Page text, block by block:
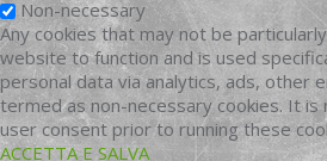
Non-necessary
Any cookies that may not be
website to function and is used
personal data via analytics, ads, other
termed as non-necessary cookies. It
user consent prior to running these
ACCETTA E SALVA